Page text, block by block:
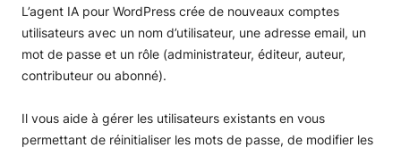
L’agent IA pour WordPress crée de nouveaux comptes
utilisateurs avec un nom d’utilisateur, une adresse email, un
mot de passe et un rôle (administrateur, éditeur, auteur,
contributeur ou abonné).
Il vous aide à gérer les utilisateurs existants en vous
permettant de réinitialiser les mots de passe, de modifier les